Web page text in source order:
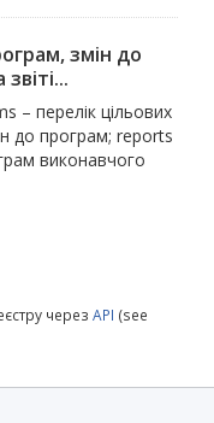
змін до
– перелік цільових
до програм; reports
виконавчого
через API (see